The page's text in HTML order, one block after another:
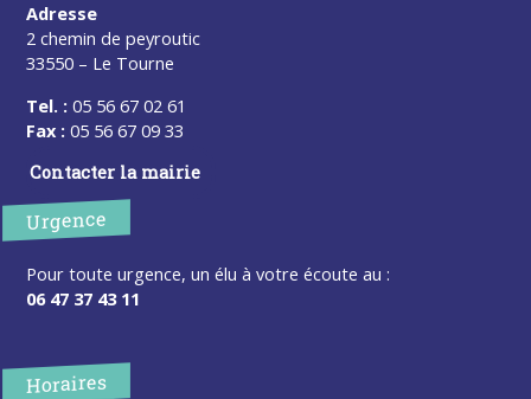
Adresse
2 chemin de peyroutic
33550 – Le Tourne
Tel. : 05 56 67 02 61
Fax : 05 56 67 09 33
Contacter la mairie
Urgence
Pour toute urgence, un élu à votre écoute au :
06 47 37 43 11
Horaires